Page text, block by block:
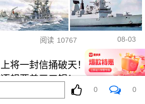
阅读 10767 08-03
上将一封信捅破天！美军五艘驱
逐舰要盖三口锅！
0 0